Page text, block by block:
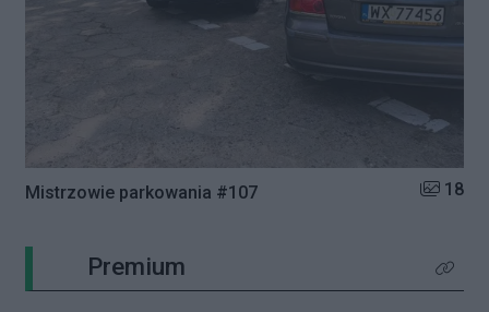
Mistrzowie parkowania #107 Liczba
18
Premium Kliknij